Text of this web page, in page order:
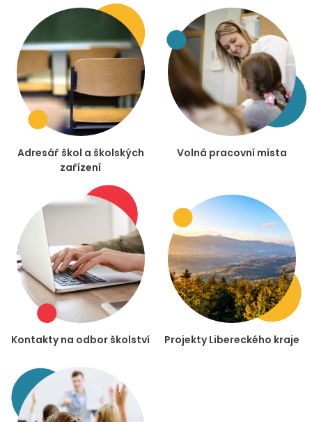
Adresář škol a školských
zařízení
Volná pracovní místa
Kontakty na odbor školství Projekty Libereckého kraje